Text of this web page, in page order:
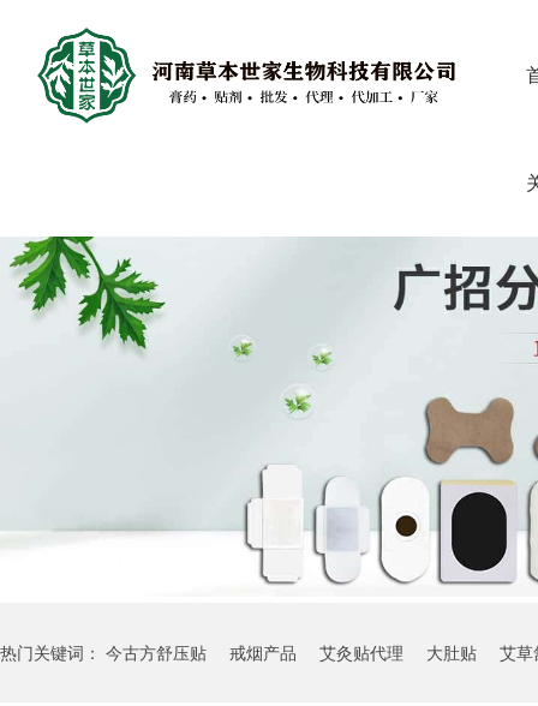
热门关键词： 今古方舒压贴 戒烟产品 艾灸贴代理 大肚贴 艾草